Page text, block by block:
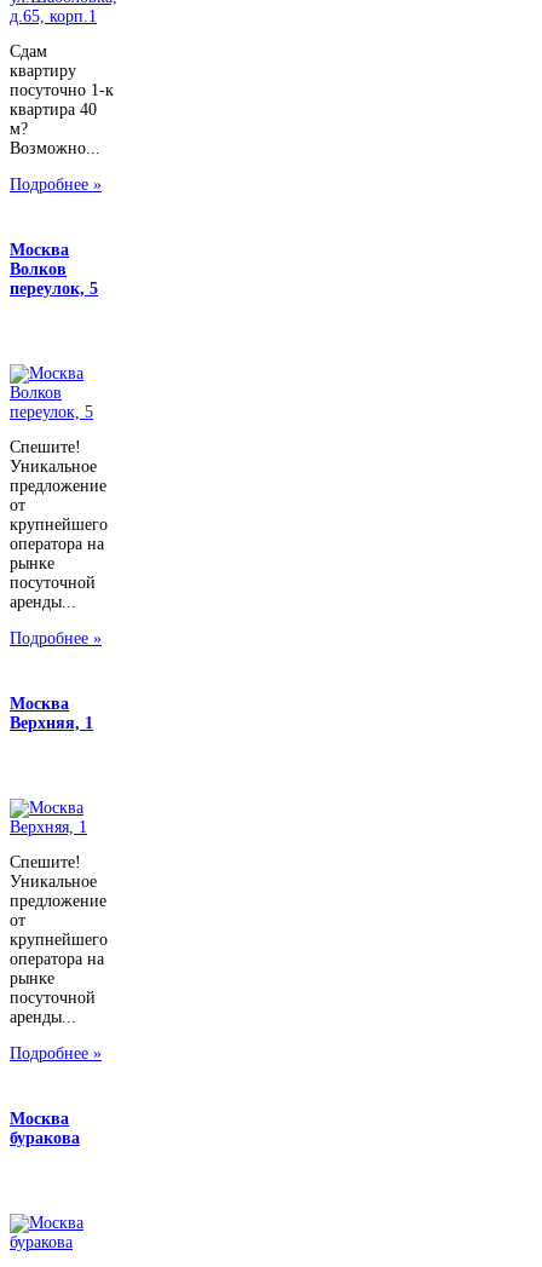
Сдам
квартиру
посуточно 1-к
квартира 40
м?
Возможно...
Подробнее »
Москва
Волков
переулок, 5
Спешите!
Уникальное
предложение
от
крупнейшего
оператора на
рынке
посуточной
аренды...
Подробнее »
Москва
Верхняя, 1
Спешите!
Уникальное
предложение
от
крупнейшего
оператора на
рынке
посуточной
аренды...
Подробнее »
Москва
буракова